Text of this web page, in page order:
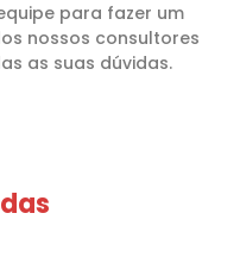
para fazer um
nossos consultores
as suas dúvidas.